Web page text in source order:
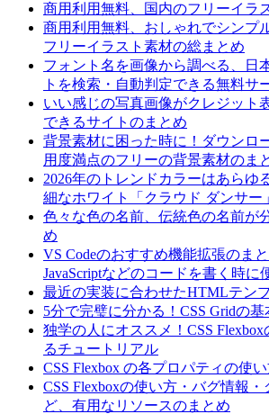
商用利用無料、国内のフリーイラ
商用利用無料、おしゃれでシンプ
フリーイラスト素材の総まとめ
フォント名を画像から調べる、日
トを検索・自動判定できる無料サ
いい感じの写真画像がクレジット
できるサイトのまとめ
背景素材に困った時に！ダウンロ
用度満点のフリーの背景素材のま
2026年のトレンドカラーはあらゆ
細なホワイト「クラウド ダンサー」
色々な色の名前、伝統色の名前が
め
VS Codeのおすすめ機能拡張のま
JavaScriptなどのコードを書く時に
最近の実装に合わせたHTMLテン
5分で完璧に分かる！CSS Gridの
独学の人にオススメ！CSS
るチュートリアル
CSS Flexbox の各プロパティの使
CSS Flexboxの使い方・バグ情報
ど、有用なリソースのまとめ